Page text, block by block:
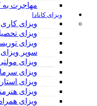
مهاجرت به
ویزای کانادا
ویزای کاری
ویزای
ویزای
سوپر ویزای
ویزای مولتی
ویزای
ویزای
ویزای
ویزای همراه